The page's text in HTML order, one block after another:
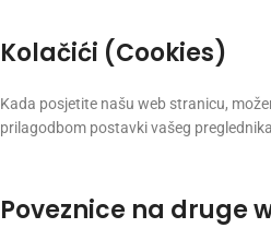
Kolačići (Cookies)
Kada posjetite našu web stranicu,
prilagodbom postavki vašeg
Poveznice na druge